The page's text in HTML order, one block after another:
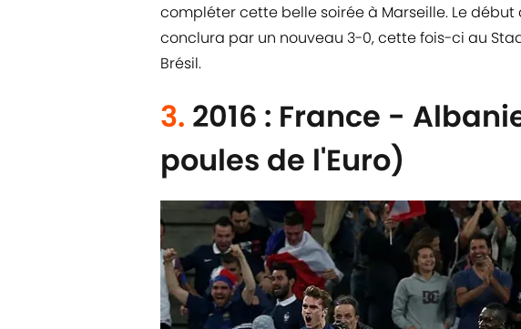
compléter cette belle soirée à Marseille. Le début
conclura par un nouveau 3-0, cette fois-ci au
Brésil.
3. 2016 : France -
poules de l'Euro)